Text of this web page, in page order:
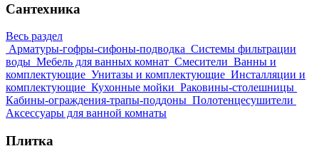
Сантехника
Весь раздел
Арматуры-гофры-сифоны-подводка Системы фильтрации
воды Мебель для ванных комнат Смесители Ванны и
комплектующие Унитазы и комплектующие Инсталляции и
комплектующие Кухонные мойки Раковины-столешницы
Кабины-ограждения-трапы-поддоны Полотенцесушители
Аксессуары для ванной комнаты
Плитка